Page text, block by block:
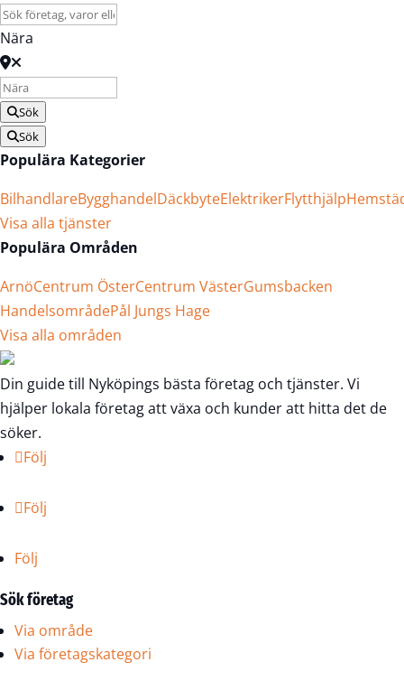
Nära
Sök
Sök
Populära Kategorier
BilhandlareBygghandelDäckbyteElektrikerFlytthjälp
Visa alla tjänster
Populära Områden
ArnöCentrum ÖsterCentrum VästerGumsbacken
HandelsområdePål Jungs Hage
Visa alla områden
Din guide till Nyköpings bästa företag och tjänster. Vi
hjälper lokala företag att växa och kunder att hitta det de
söker.
Följ
Följ
Följ
Sök företag
Via område
Via företagskategori